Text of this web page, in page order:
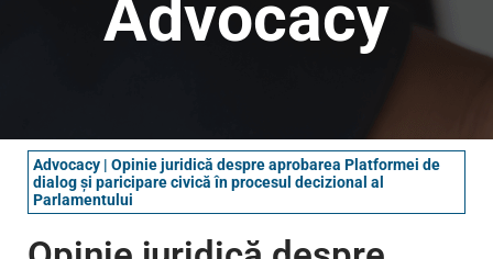
Advocacy
Advocacy | Opinie juridică despre aprobarea Platformei de
dialog și paricipare civică în procesul decizional al
Parlamentului